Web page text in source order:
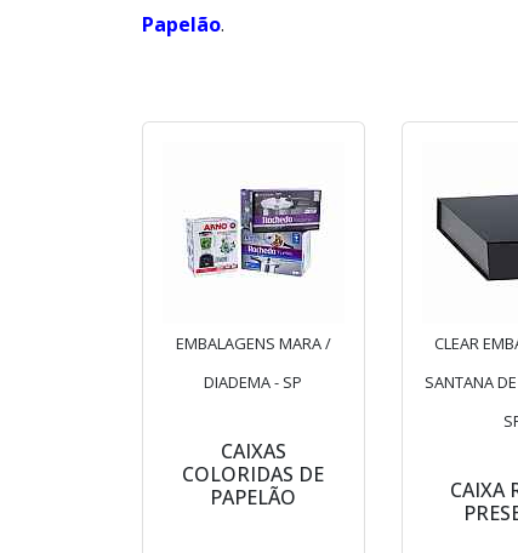
Papelão.
EMBALAGENS MARA /
DIADEMA - SP
CAIXAS
COLORIDAS DE
PAPELÃO
CLEAR
SANTANA
CAIXA